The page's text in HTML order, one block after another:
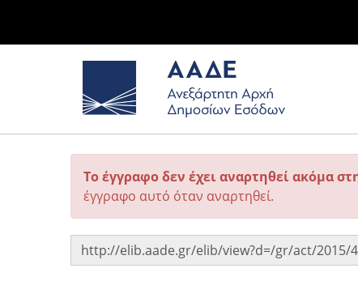
Το έγγραφο δεν έχει αναρτηθεί ακόμα
έγγραφο αυτό όταν αναρτηθεί.